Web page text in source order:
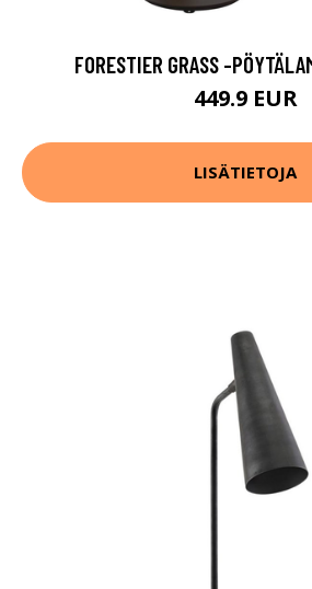
FORESTIER GRASS -
449.9 EUR
LISÄTIETOJA